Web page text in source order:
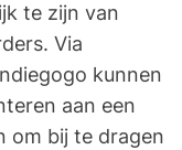
te zijn van
Via
kunnen
aan een
om bij te dragen